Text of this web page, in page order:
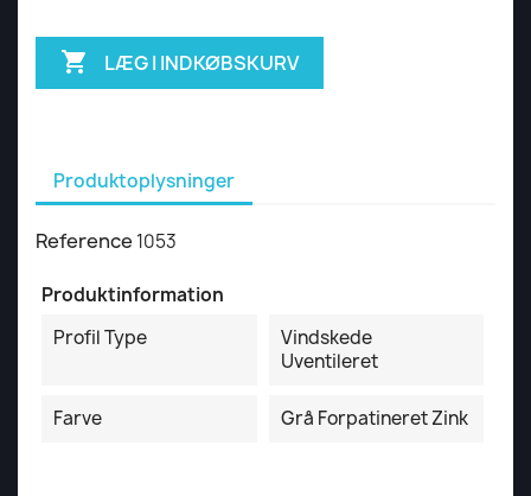
 LÆG I INDKØBSKURV
Produktoplysninger
Reference 1053
Produktinformation
Profil Type
Vindskede
Uventileret
Farve Grå Forpatineret Zink